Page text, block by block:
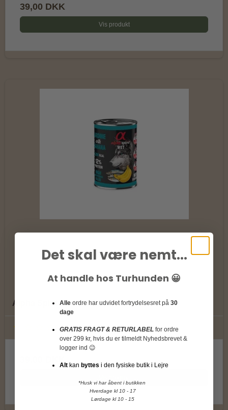
39,00 DKK
Vis produkt
Alpha Spirit - Sardine & Banana
Det skal være nemt...
At handle hos Turhunden 😀
Alle ordre har udvidet fortrydelsesret på 30
dage
GRATIS FRAGT & RETURLABEL for ordre
over 299 kr, hvis du er tilmeldt Nyhedsbrevet &
logger ind 😉
Alt kan byttes i den fysiske butik i Lejre
*Husk vi har åbent i butikken
Hverdage kl 10 - 17
Lørdage kl 10 - 15